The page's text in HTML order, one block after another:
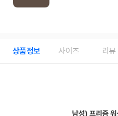
상품정보 사이즈 리뷰